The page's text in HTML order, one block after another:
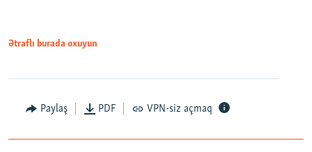
Ətraflı burada oxuyun
Paylaş PDF VPN-siz açmaq